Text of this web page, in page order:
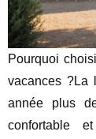
Pourquoi
vacances ?La
année plus
confortable